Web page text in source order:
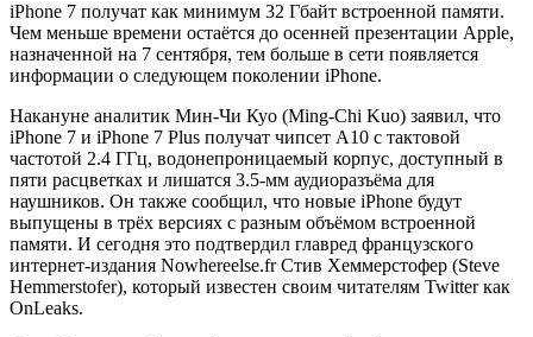
iPhone 7 получат как минимум 32 Гбайт встроенной памяти.
Чем меньше времени остаётся до осенней презентации Apple,
назначенной на 7 сентября, тем больше в сети появляется
информации о следующем поколении iPhone.
Накануне аналитик Мин-Чи Куо (Ming-Chi Kuo) заявил, что
iPhone 7 и iPhone 7 Plus получат чипсет A10 с тактовой
частотой 2.4 ГГц, водонепроницаемый корпус, доступный в
пяти расцветках и лишатся 3.5-мм аудиоразъёма для
наушников. Он также сообщил, что новые iPhone будут
выпущены в трёх версиях с разным объёмом встроенной
памяти. И сегодня это подтвердил главред французского
интернет-издания Nowhereelse.fr Стив Хеммерстофер (Steve
Hemmerstofer), который известен своим читателям Twitter как
OnLeaks.